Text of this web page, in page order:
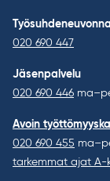
020 690 447
Jäsenpalvelu
020 690 446
Avoin
020 690 455
tarkemmat ajat A-